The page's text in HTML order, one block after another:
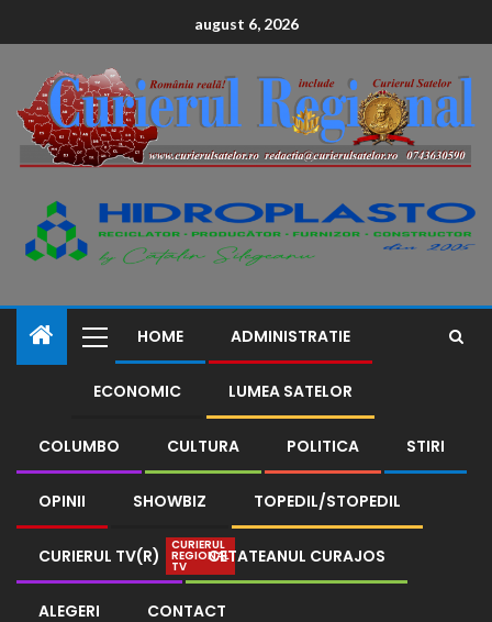
august 6, 2026
HOME ADMINISTRATIE
ECONOMIC LUMEA SATELOR
COLUMBO CULTURA POLITICA STIRI
OPINII SHOWBIZ TOPEDIL/STOPEDIL
CURIERUL TV(R)
CURIERUL
REGIONAL
TV CETATEANUL CURAJOS
ALEGERI CONTACT